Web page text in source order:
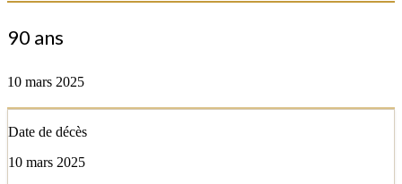
90 ans
10 mars 2025
Date de décès
10 mars 2025